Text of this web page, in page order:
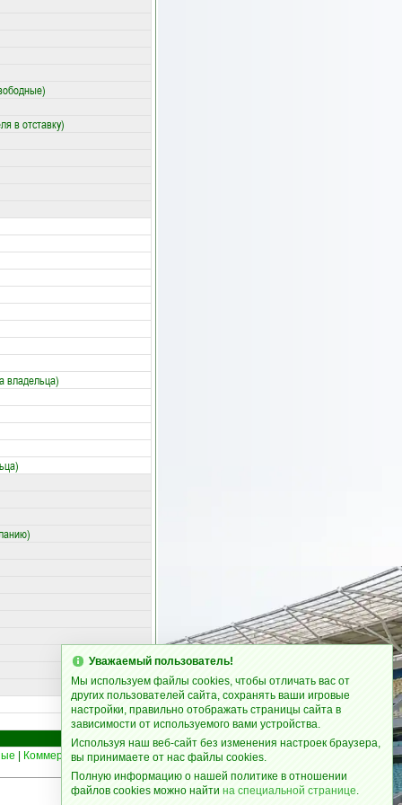
в отставку)
владельца)
Коммерческие турниры12
Уважаемый пользователь!
Мы используем файлы cookies, чтобы отличать вас от
других пользователей сайта, сохранять ваши игровые
настройки, правильно отображать страницы сайта в
зависимости от используемого вами устройства.
Используя наш веб-сайт без изменения настроек браузера,
вы принимаете от нас файлы cookies.
Полную информацию о нашей политике в отношении
файлов cookies можно найти на специальной странице.